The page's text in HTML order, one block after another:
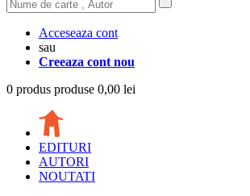
Acceseaza cont
sau
Creeaza cont nou
0 produs produse 0,00 lei
EDITURI
AUTORI
NOUTATI